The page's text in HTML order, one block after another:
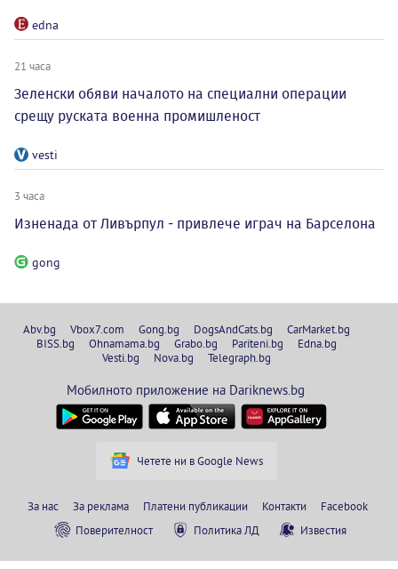
edna
21 часа
Зеленски обяви началото на специални операции
срещу руската военна промишленост
vesti
3 часа
Изненада от Ливърпул - привлече играч на Барселона
gong
Abv.bg Vbox7.com Gong.bg DogsAndCats.bg
CarMarket.bg
BISS.bg
Ohnamama.bg Grabo.bg Pariteni.bg
Edna.bg
Vesti.bg
Nova.bg Telegraph.bg
Мобилното приложение на Dariknews.bg
Четете ни в Google News
За нас За реклама Платени публикации Контакти
Facebook
Поверителност
Политика ЛД Известия